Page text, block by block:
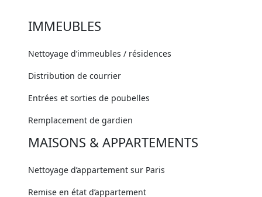
IMMEUBLES
Nettoyage d’immeubles / résidences
Distribution de courrier
Entrées et sorties de poubelles
Remplacement de gardien
MAISONS & APPARTEMENTS
Nettoyage d’appartement sur Paris
Remise en état d’appartement